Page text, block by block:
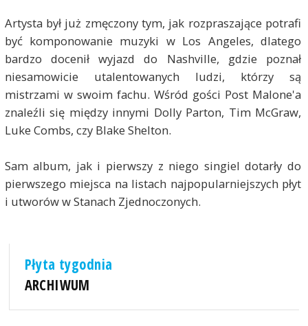
Artysta był już zmęczony tym, jak rozpraszające potrafi
być komponowanie muzyki w Los Angeles, dlatego
bardzo docenił wyjazd do Nashville, gdzie poznał
niesamowicie utalentowanych ludzi, którzy są
mistrzami w swoim fachu. Wśród gości Post Malone'a
znaleźli się między innymi Dolly Parton, Tim McGraw,
Luke Combs, czy Blake Shelton.
Sam album, jak i pierwszy z niego singiel dotarły do
pierwszego miejsca na listach najpopularniejszych płyt
i utworów w Stanach Zjednoczonych.
Płyta tygodnia
ARCHIWUM